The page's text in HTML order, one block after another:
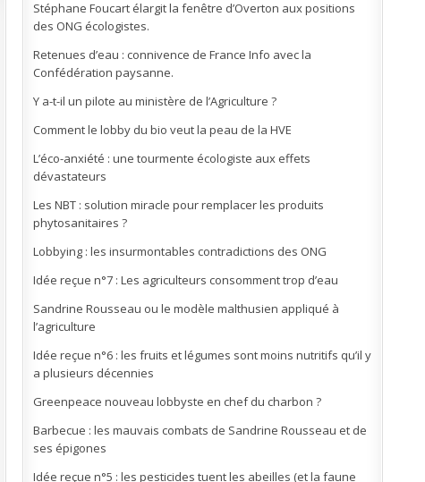
Stéphane Foucart élargit la fenêtre d’Overton aux positions
des ONG écologistes.
Retenues d’eau : connivence de France Info avec la
Confédération paysanne.
Y a-t-il un pilote au ministère de l’Agriculture ?
Comment le lobby du bio veut la peau de la HVE
L’éco-anxiété : une tourmente écologiste aux effets
dévastateurs
Les NBT : solution miracle pour remplacer les produits
phytosanitaires ?
Lobbying : les insurmontables contradictions des ONG
Idée reçue n°7 : Les agriculteurs consomment trop d’eau
Sandrine Rousseau ou le modèle malthusien appliqué à
l’agriculture
Idée reçue n°6 : les fruits et légumes sont moins nutritifs qu’il y
a plusieurs décennies
Greenpeace nouveau lobbyste en chef du charbon ?
Barbecue : les mauvais combats de Sandrine Rousseau et de
ses épigones
Idée reçue n°5 : les pesticides tuent les abeilles (et la faune